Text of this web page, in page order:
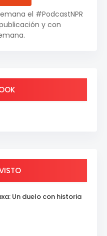
el #PodcastNPR
y con
Un duelo con historia